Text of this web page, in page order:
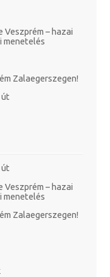
– hazai
menetelés
Zalaegerszegen!
út
út
– hazai
menetelés
Zalaegerszegen!